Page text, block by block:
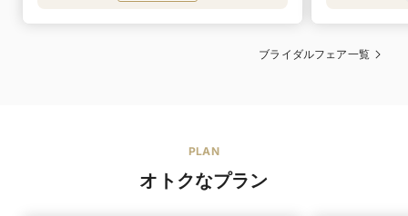
ブライダルフェア一覧
PLAN
オトクなプラン